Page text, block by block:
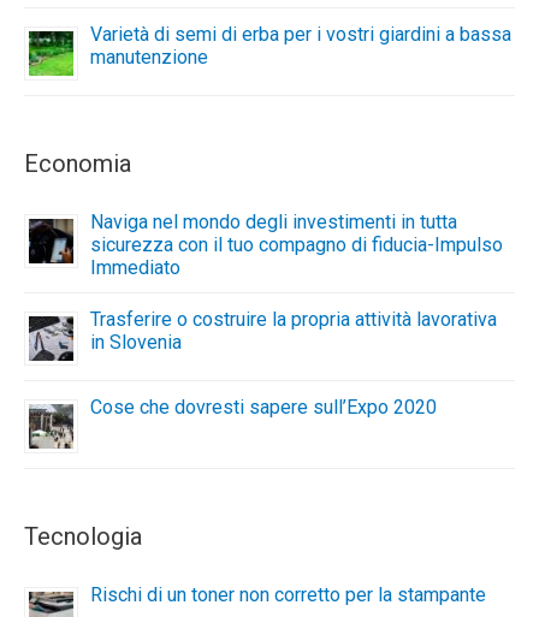
Varietà di semi di erba per i vostri giardini a bassa
manutenzione
Economia
Naviga nel mondo degli investimenti in tutta
sicurezza con il tuo compagno di fiducia-Impulso
Immediato
Trasferire o costruire la propria attività lavorativa
in Slovenia
Cose che dovresti sapere sull’Expo 2020
Tecnologia
Rischi di un toner non corretto per la stampante